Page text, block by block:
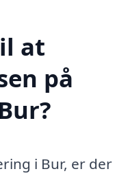
at
på
i Bur, er der